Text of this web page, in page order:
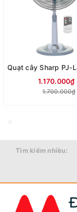
1.170.000₫
1.700.000₫
«
Tìm kiếm nhiều: